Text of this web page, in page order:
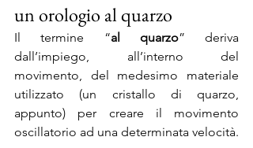
un orologio al quarzo
Il termine “al quarzo” deriva
dall’impiego, all’interno del
movimento, del medesimo materiale
utilizzato (un cristallo di quarzo,
appunto) per creare il movimento